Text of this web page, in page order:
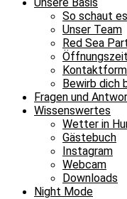
So schaut
Unser Team
Red Sea
Bewirb dich
Fragen und
Wissenswertes
Wetter in
Gästebuch
Instagram
Webcam
Downloads
Night Mode